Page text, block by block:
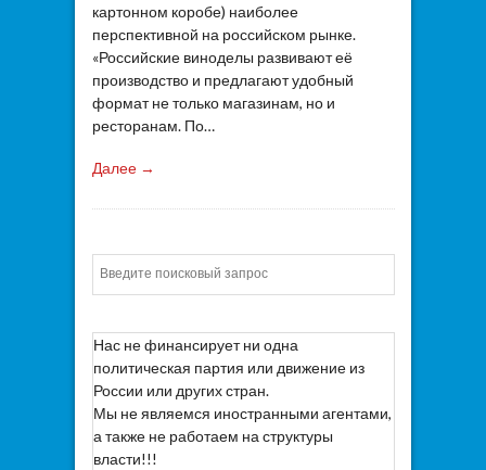
картонном коробе) наиболее
перспективной на российском рынке.
«Российские виноделы развивают её
производство и предлагают удобный
формат не только магазинам, но и
ресторанам. По…
Далее →
Нас не финансирует ни одна
политическая партия или движение из
России или других стран.
Мы не являемся иностранными агентами,
а также не работаем на структуры
власти!!!